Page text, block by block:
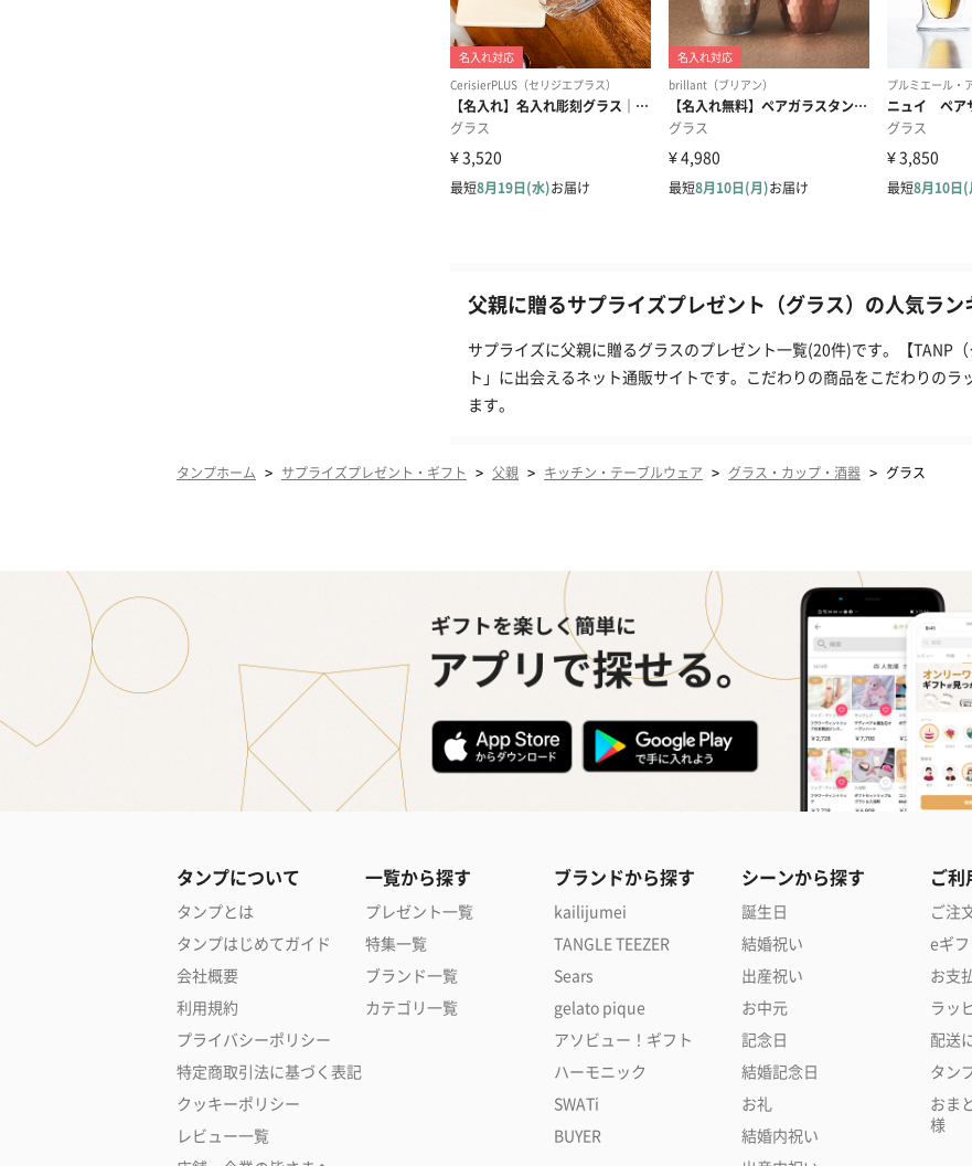
父親に贈るサプライズプレゼント（グラス）の人気ラ
サプライズに父親に贈るグラスのプレゼント一覧(20件)です。【TANP
ト」に出会えるネット通販サイトです。こだわりの商品をこだわりの
ます。
タンプホーム > サプライズプレゼント・ギフト > 父親 > キッチン・テーブルウェア > グラス・カップ・酒器 > グラス
タンプについて
タンプとは
タンプはじめてガイド
会社概要
利用規約
プライバシーポリシー
特定商取引法に基づく表記
クッキーポリシー
レビュー一覧
一覧から探す
プレゼント一覧
特集一覧
ブランド一覧
カテゴリ一覧
ブランドから探す
kailijumei
TANGLE TEEZER
Sears
gelato pique
アソビュー！ギフト
ハーモニック
SWATi
BUYER
シーンから探す
誕生日
結婚祝い
出産祝い
お中元
記念日
結婚記念日
お礼
結婚内祝い
ご利
ご注
eギフ
お支
ラッ
配送
タン
おま
様